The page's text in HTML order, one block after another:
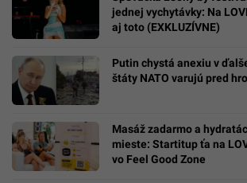
jednej vychytávky: Na
aj toto (EXKLUZÍVNE)
Putin chystá anexiu v
štáty NATO varujú pred
Masáž zadarmo a
mieste: Startitup ťa na
vo Feel Good Zone